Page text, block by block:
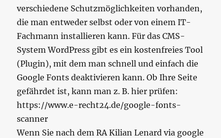
verschiedene Schutzmöglichkeiten vorhanden,
die man entweder selbst oder von einem IT-
Fachmann installieren kann. Für das CMS-
System WordPress gibt es ein kostenfreies Tool
(Plugin), mit dem man schnell und einfach die
Google Fonts deaktivieren kann. Ob Ihre Seite
gefährdet ist, kann man z. B. hier prüfen:
https://www.e-recht24.de/google-fonts-
scanner
Wenn Sie nach dem RA Kilian Lenard via google